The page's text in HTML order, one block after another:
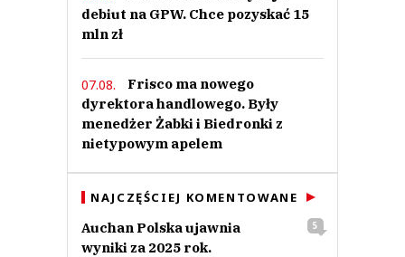
debiut na GPW. Chce pozyskać 15
mln zł
07.08.
Frisco ma nowego
dyrektora handlowego. Były
menedżer Żabki i Biedronki z
nietypowym apelem
NAJCZĘŚCIEJ KOMENTOWANE
Auchan Polska ujawnia
wyniki za 2025 rok.
5